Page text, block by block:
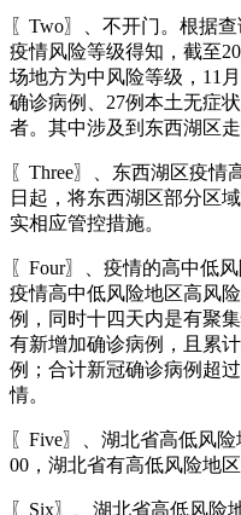
〖Two〗、不开门。根据
疫情风险等级得知，截至
场地方为中风险等级，11
确诊病例、27例本土无症
者。其中涉及到东西湖区
〖Three〗、东西湖区疫情
日起，将东西湖区部分区
实相应管控措施。
〖Four〗、疫情的高中低
疫情高中低风险地区高风
例，同时十四天内是有聚
有新增加确诊病例，且累
例；合计新冠确诊病例超
情。
〖Five〗、湖北省高低风险
00，湖北省有高低风险地
〖Six〗、湖北省高低风险